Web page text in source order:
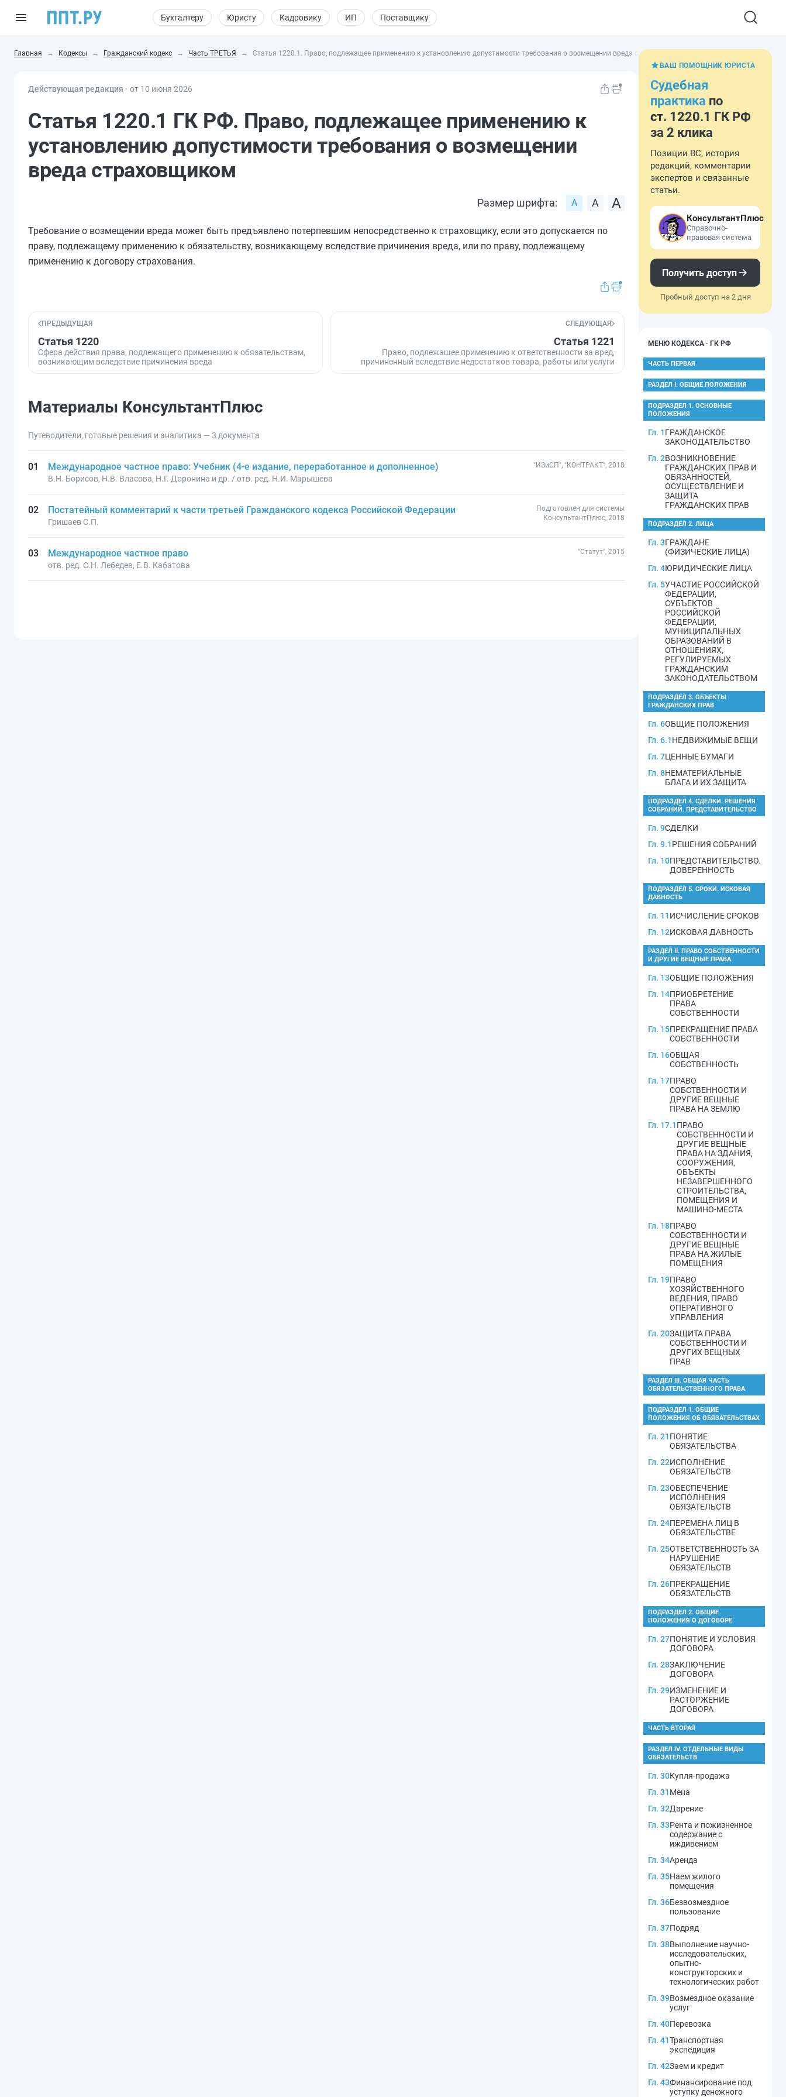
Бухгалтеру Юристу Кадровику ИП Поставщику
Главная Кодексы Гражданский кодекс Часть ТРЕТЬЯ Статья 1220.1. Право, подлежащее применению к установлению допустимости требования о возмещении вреда страховщиком
Действующая редакция ⸱ от 10 июня 2026
Статья 1220.1 ГК РФ. Право, подлежащее применению к
установлению допустимости требования о возмещении
вреда страховщиком
Размер шрифта:
Требование о возмещении вреда может быть предъявлено потерпевшим непосредственно к страховщику, если это допускается по
праву, подлежащему применению к обязательству, возникающему вследствие причинения вреда, или по праву, подлежащему
применению к договору страхования.
ПРЕДЫДУЩАЯ
Статья 1220
Сфера действия права, подлежащего применению к обязательствам,
возникающим вследствие причинения вреда
СЛЕДУЮЩАЯ
Статья 1221
Право, подлежащее применению к ответственности за вред,
причиненный вследствие недостатков товара, работы или услуги
Материалы КонсультантПлюс
Путеводители, готовые решения и аналитика — 3 документа
Международное частное право: Учебник (4-е издание, переработанное и дополненное)
В.Н. Борисов, Н.В. Власова, Н.Г. Доронина и др. / отв. ред. Н.И. Марышева
"ИЗиСП", "КОНТРАКТ", 2018
Постатейный комментарий к части третьей Гражданского кодекса Российской Федерации
Гришаев С.П.
Подготовлен для системы
КонсультантПлюс, 2018
Международное частное право
отв. ред. С.Н. Лебедев, Е.В. Кабатова
"Статут", 2015
ВАШ ПОМОЩНИК ЮРИСТА
Судебная
практика по
ст. 1220.1 ГК РФ
за 2 клика
Позиции ВС, история
редакций, комментарии
экспертов и связанные
статьи.
КонсультантПлюс
Справочно-
правовая система
Получить доступ
Пробный доступ на 2 дня
МЕНЮ КОДЕКСА · ГК РФ
ЧАСТЬ ПЕРВАЯ
РАЗДЕЛ I. ОБЩИЕ ПОЛОЖЕНИЯ
ПОДРАЗДЕЛ 1. ОСНОВНЫЕ
ПОЛОЖЕНИЯ
Гл. 1ГРАЖДАНСКОЕ
ЗАКОНОДАТЕЛЬСТВО
Гл. 2ВОЗНИКНОВЕНИЕ
ГРАЖДАНСКИХ ПРАВ И
ОБЯЗАННОСТЕЙ,
ОСУЩЕСТВЛЕНИЕ И
ЗАЩИТА
ГРАЖДАНСКИХ ПРАВ
ПОДРАЗДЕЛ 2. ЛИЦА
Гл. 3ГРАЖДАНЕ
(ФИЗИЧЕСКИЕ ЛИЦА)
Гл. 4ЮРИДИЧЕСКИЕ ЛИЦА
Гл. 5УЧАСТИЕ РОССИЙСКОЙ
ФЕДЕРАЦИИ,
СУБЪЕКТОВ
РОССИЙСКОЙ
ФЕДЕРАЦИИ,
МУНИЦИПАЛЬНЫХ
ОБРАЗОВАНИЙ В
ОТНОШЕНИЯХ,
РЕГУЛИРУЕМЫХ
ГРАЖДАНСКИМ
ЗАКОНОДАТЕЛЬСТВОМ
ПОДРАЗДЕЛ 3. ОБЪЕКТЫ
ГРАЖДАНСКИХ ПРАВ
Гл. 6ОБЩИЕ ПОЛОЖЕНИЯ
Гл. 6.1НЕДВИЖИМЫЕ ВЕЩИ
Гл. 7ЦЕННЫЕ БУМАГИ
Гл. 8НЕМАТЕРИАЛЬНЫЕ
БЛАГА И ИХ ЗАЩИТА
ПОДРАЗДЕЛ 4. СДЕЛКИ. РЕШЕНИЯ
СОБРАНИЙ. ПРЕДСТАВИТЕЛЬСТВО
Гл. 9СДЕЛКИ
Гл. 9.1РЕШЕНИЯ СОБРАНИЙ
Гл. 10ПРЕДСТАВИТЕЛЬСТВО.
ДОВЕРЕННОСТЬ
ПОДРАЗДЕЛ 5. СРОКИ. ИСКОВАЯ
ДАВНОСТЬ
Гл. 11ИСЧИСЛЕНИЕ СРОКОВ
Гл. 12ИСКОВАЯ ДАВНОСТЬ
РАЗДЕЛ II. ПРАВО СОБСТВЕННОСТИ
И ДРУГИЕ ВЕЩНЫЕ ПРАВА
Гл. 13ОБЩИЕ ПОЛОЖЕНИЯ
Гл. 14ПРИОБРЕТЕНИЕ
ПРАВА
СОБСТВЕННОСТИ
Гл. 15ПРЕКРАЩЕНИЕ ПРАВА
СОБСТВЕННОСТИ
Гл. 16ОБЩАЯ
СОБСТВЕННОСТЬ
Гл. 17ПРАВО
СОБСТВЕННОСТИ И
ДРУГИЕ ВЕЩНЫЕ
ПРАВА НА ЗЕМЛЮ
Гл. 17.1ПРАВО
СОБСТВЕННОСТИ И
ДРУГИЕ ВЕЩНЫЕ
ПРАВА НА ЗДАНИЯ,
СООРУЖЕНИЯ,
ОБЪЕКТЫ
НЕЗАВЕРШЕННОГО
СТРОИТЕЛЬСТВА,
ПОМЕЩЕНИЯ И
МАШИНО-МЕСТА
Гл. 18ПРАВО
СОБСТВЕННОСТИ И
ДРУГИЕ ВЕЩНЫЕ
ПРАВА НА ЖИЛЫЕ
ПОМЕЩЕНИЯ
Гл. 19ПРАВО
ХОЗЯЙСТВЕННОГО
ВЕДЕНИЯ, ПРАВО
ОПЕРАТИВНОГО
УПРАВЛЕНИЯ
Гл. 20ЗАЩИТА ПРАВА
СОБСТВЕННОСТИ И
ДРУГИХ ВЕЩНЫХ
ПРАВ
РАЗДЕЛ III. ОБЩАЯ ЧАСТЬ
ОБЯЗАТЕЛЬСТВЕННОГО ПРАВА
ПОДРАЗДЕЛ 1. ОБЩИЕ
ПОЛОЖЕНИЯ ОБ ОБЯЗАТЕЛЬСТВАХ
Гл. 21ПОНЯТИЕ
ОБЯЗАТЕЛЬСТВА
Гл. 22ИСПОЛНЕНИЕ
ОБЯЗАТЕЛЬСТВ
Гл. 23ОБЕСПЕЧЕНИЕ
ИСПОЛНЕНИЯ
ОБЯЗАТЕЛЬСТВ
Гл. 24ПЕРЕМЕНА ЛИЦ В
ОБЯЗАТЕЛЬСТВЕ
Гл. 25ОТВЕТСТВЕННОСТЬ ЗА
НАРУШЕНИЕ
ОБЯЗАТЕЛЬСТВ
Гл. 26ПРЕКРАЩЕНИЕ
ОБЯЗАТЕЛЬСТВ
ПОДРАЗДЕЛ 2. ОБЩИЕ
ПОЛОЖЕНИЯ О ДОГОВОРЕ
Гл. 27ПОНЯТИЕ И УСЛОВИЯ
ДОГОВОРА
Гл. 28ЗАКЛЮЧЕНИЕ
ДОГОВОРА
Гл. 29ИЗМЕНЕНИЕ И
РАСТОРЖЕНИЕ
ДОГОВОРА
ЧАСТЬ ВТОРАЯ
РАЗДЕЛ IV. ОТДЕЛЬНЫЕ ВИДЫ
ОБЯЗАТЕЛЬСТВ
Гл. 30Купля-продажа
Гл. 31Мена
Гл. 32Дарение
Гл. 33Рента и пожизненное
содержание с
иждивением
Гл. 34Аренда
Гл. 35Наем жилого
помещения
Гл. 36Безвозмездное
пользование
Гл. 37Подряд
Гл. 38Выполнение научно-
исследовательских,
опытно-
конструкторских и
технологических работ
Гл. 39Возмездное оказание
услуг
Гл. 40Перевозка
Гл. 41Транспортная
экспедиция
Гл. 42Заем и кредит
Гл. 43Финансирование под
уступку денежного